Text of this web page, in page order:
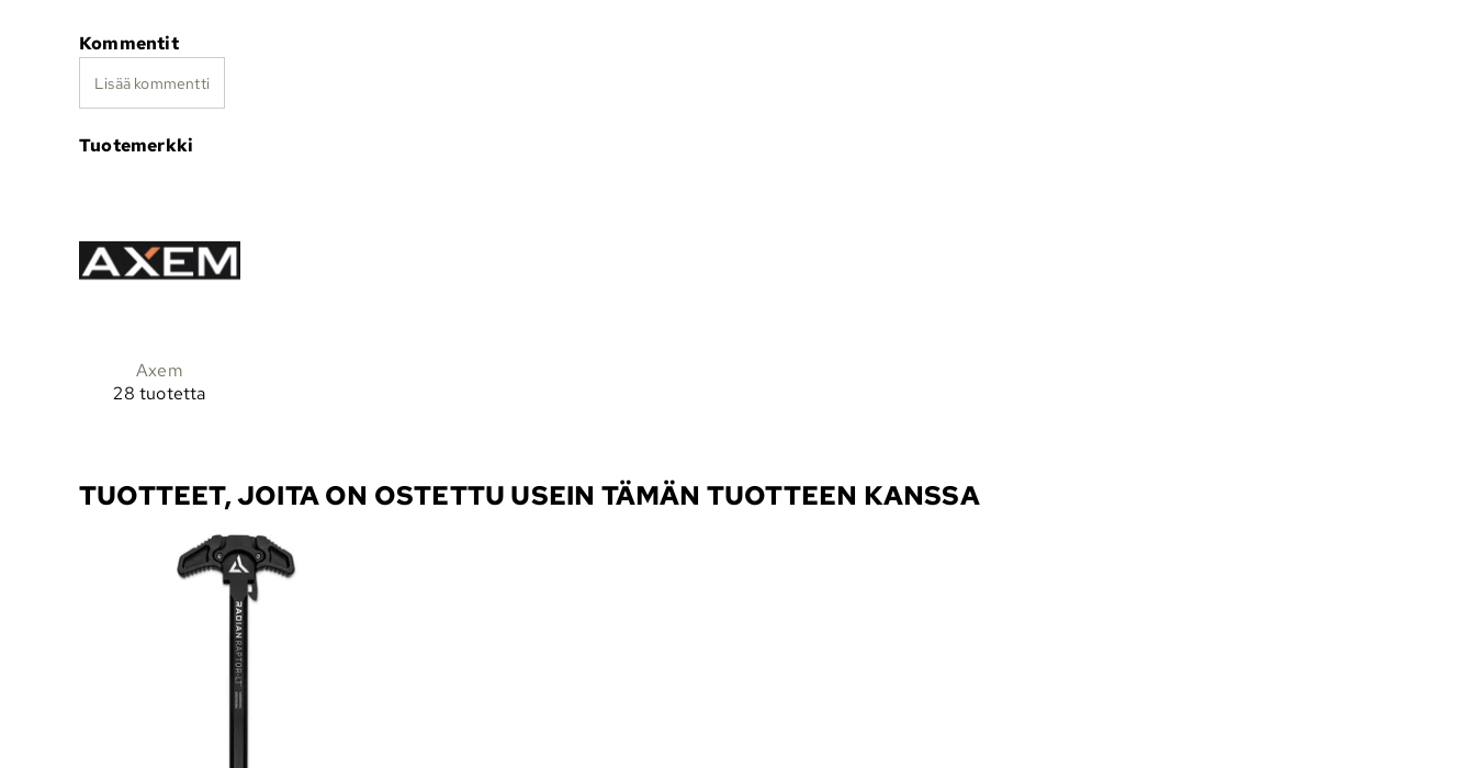
Kommentit
Lisää kommentti
Tuotemerkki
Axem
28 tuotetta
TUOTTEET, JOITA ON OSTETTU USEIN TÄMÄN TUOTTEEN KANSSA